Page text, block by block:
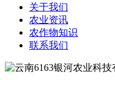
关于我们
农业资讯
农作物知识
联系我们